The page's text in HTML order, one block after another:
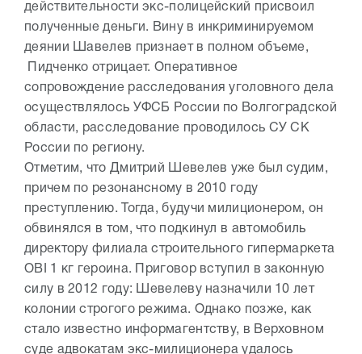
действительности экс-полицейский присвоил
полученные деньги. Вину в инкриминируемом
деянии Шавелев признает в полном объеме,
Пидченко отрицает. Оперативное
сопровождение расследования уголовного дела
осуществлялось УФСБ России по Волгоградской
области, расследование проводилось СУ СК
России по региону.
Отметим, что Дмитрий Шевелев уже был судим,
причем по резонансному в 2010 году
преступлению. Тогда, будучи милиционером, он
обвинялся в том, что подкинул в автомобиль
директору филиала строительного гипермаркета
OBI 1 кг героина. Приговор вступил в законную
силу в 2012 году: Шевелеву назначили 10 лет
колонии строгого режима. Однако позже, как
стало известно информагентству, в Верховном
суде адвокатам экс-милиционера удалось